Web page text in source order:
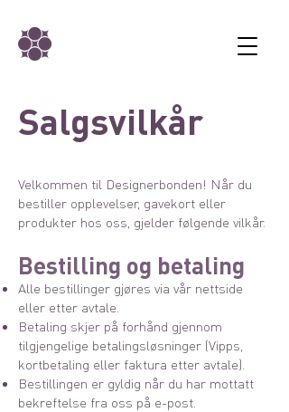
Salgsvilkår
Velkommen til Designerbonden! Når du
bestiller opplevelser, gavekort eller
produkter hos oss, gjelder følgende vilkår.
Bestilling og betaling
Alle bestillinger gjøres via vår nettside
eller etter avtale.
Betaling skjer på forhånd gjennom
tilgjengelige betalingsløsninger (Vipps,
kortbetaling eller faktura etter avtale).
Bestillingen er gyldig når du har mottatt
bekreftelse fra oss på e-post.